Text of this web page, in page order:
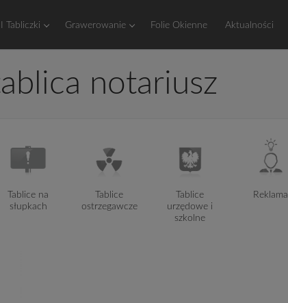
I Tabliczki Grawerowanie Folie Okienne Aktualności
notariusz
Tablice na
słupkach
Tablice
ostrzegawcze
Tablice
urzędowe i
szkolne
Reklama